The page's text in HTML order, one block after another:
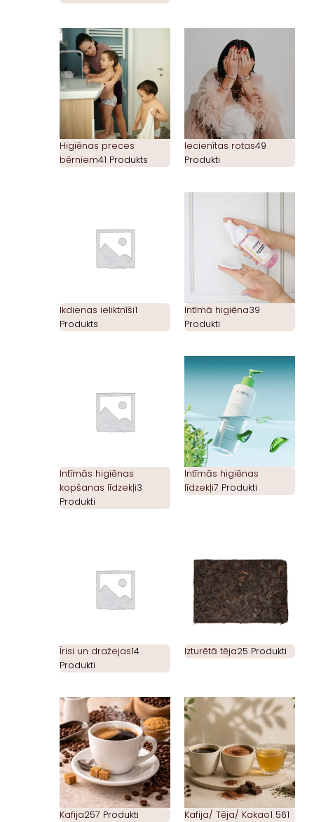
Higiēnas preces
bērniem41 Produkts
Iecienītas rotas49
Produkti
Ikdienas ieliktnīši1
Produkts
Intīmā higiēna39
Produkti
Intīmās higiēnas
kopšanas līdzekļi3
Produkti
Intīmās higiēnas
līdzekļi7 Produkti
Īrisi un dražejas14
Produkti
Izturētā tēja25 Produkti
Kafija257 Produkti Kafija/ Tēja/ Kakao1 561